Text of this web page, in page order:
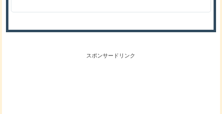
スポンサードリンク